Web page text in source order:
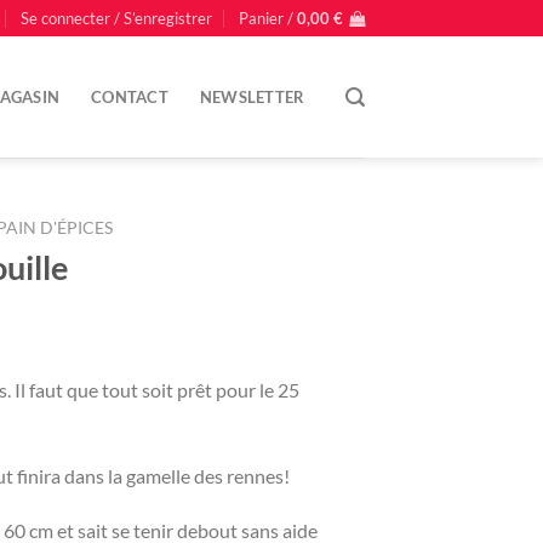
Se connecter / S’enregistrer Panier /0,00€
CONTACT NEWSLETTER
D'ÉPICES
Il faut que tout soit prêt pour le 25
finira dans la gamelle des rennes!
cm et sait se tenir debout sans aide